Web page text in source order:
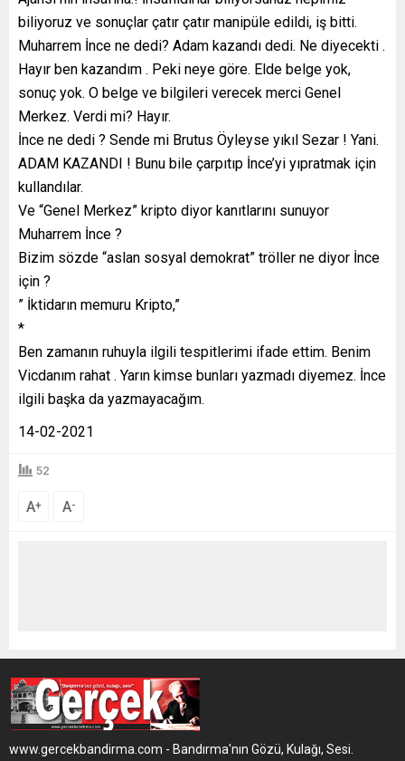
biliyoruz ve sonuçlar çatır çatır manipüle edildi, iş bitti.
Muharrem İnce ne dedi? Adam kazandı dedi. Ne diyecekti .
Hayır ben kazandım . Peki neye göre. Elde belge yok,
sonuç yok. O belge ve bilgileri verecek merci Genel
Merkez. Verdi mi? Hayır.
İnce ne dedi ? Sende mi Brutus Öyleyse yıkıl Sezar ! Yani.
ADAM KAZANDI ! Bunu bile çarpıtıp İnce’yi yıpratmak için
kullandılar.
Ve “Genel Merkez” kripto diyor kanıtlarını sunuyor
Muharrem İnce ?
Bizim sözde “aslan sosyal demokrat” tröller ne diyor İnce
için ?
” İktidarın memuru Kripto,”
*
Ben zamanın ruhuyla ilgili tespitlerimi ifade ettim. Benim
Vicdanım rahat . Yarın kimse bunları yazmadı diyemez. İnce
ilgili başka da yazmayacağım.
14-02-2021
52
A+ A-
www.gercekbandirma.com - Bandırma'nın Gözü, Kulağı, Sesi.